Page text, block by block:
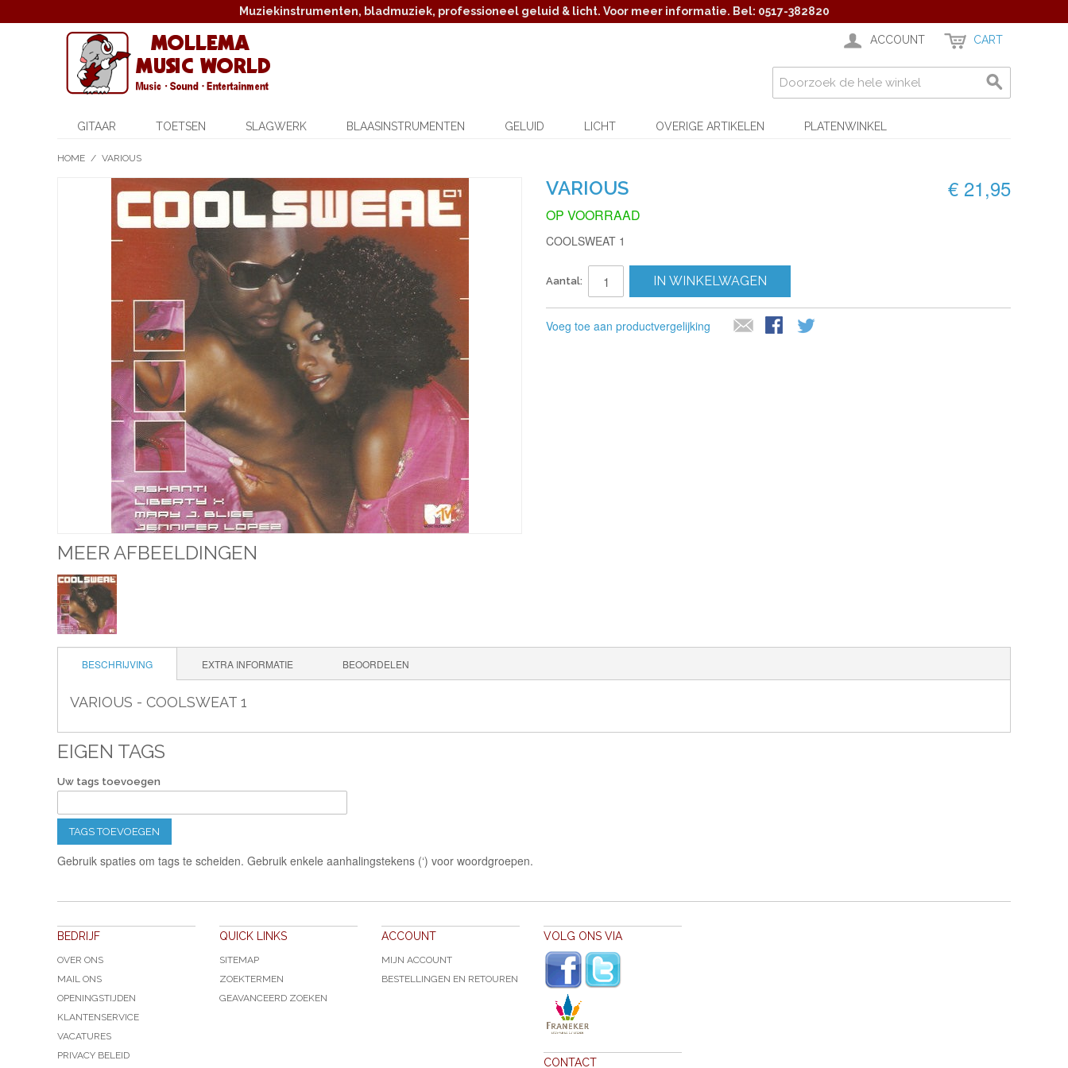
Muziekinstrumenten, bladmuziek, professioneel geluid & licht. Voor meer informatie. Bel: 0517-382820
ACCOUNT CART
GITAAR TOETSEN SLAGWERK BLAASINSTRUMENTEN GELUID LICHT OVERIGE ARTIKELEN PLATENWINKEL
HOME / VARIOUS
MEER AFBEELDINGEN
VARIOUS € 21,95
OP VOORRAAD
COOLSWEAT 1
Aantal: IN WINKELWAGEN
Voeg toe aan productvergelijking
BESCHRIJVING EXTRA INFORMATIE BEOORDELEN
VARIOUS - COOLSWEAT 1
EIGEN TAGS
Uw tags toevoegen
TAGS TOEVOEGEN
Gebruik spaties om tags te scheiden. Gebruik enkele aanhalingstekens (‘) voor woordgroepen.
BEDRIJF
OVER ONS
MAIL ONS
OPENINGSTIJDEN
KLANTENSERVICE
VACATURES
PRIVACY BELEID
QUICK LINKS
SITEMAP
ZOEKTERMEN
GEAVANCEERD ZOEKEN
ACCOUNT
MIJN ACCOUNT
BESTELLINGEN EN RETOUREN
VOLG ONS VIA
CONTACT